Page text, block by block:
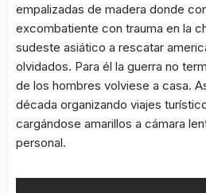
empalizadas de madera donde
excombatiente con trauma en la
sudeste asiático a rescatar
olvidados. Para él la guerra no
de los hombres volviese a casa.
década organizando viajes
cargándose amarillos a cámara
personal.